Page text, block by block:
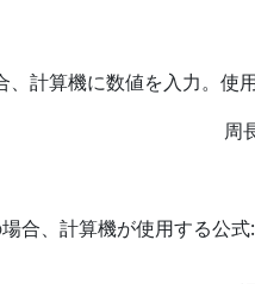
、計算機に数値を入力。使
周
合、計算機が使用する公式: